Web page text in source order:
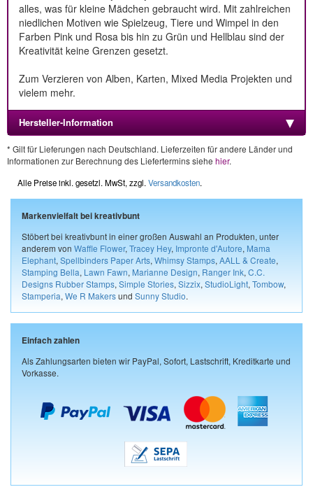
alles, was für kleine Mädchen gebraucht wird. Mit zahlreichen
niedlichen Motiven wie Spielzeug, Tiere und Wimpel in den
Farben Pink und Rosa bis hin zu Grün und Hellblau sind der
Kreativität keine Grenzen gesetzt.
Zum Verzieren von Alben, Karten, Mixed Media Projekten und
vielem mehr.
Hersteller-Information
* Gilt für Lieferungen nach Deutschland. Lieferzeiten für andere Länder und
Informationen zur Berechnung des Liefertermins siehe hier.
Alle Preise inkl. gesetzl. MwSt, zzgl. Versandkosten.
Markenvielfalt bei kreativbunt
Stöbert bei kreativbunt in einer großen Auswahl an Produkten, unter
anderem von Waffle Flower, Tracey Hey, Impronte d'Autore, Mama
Elephant, Spellbinders Paper Arts, Whimsy Stamps, AALL & Create,
Stamping Bella, Lawn Fawn, Marianne Design, Ranger Ink, C.C.
Designs Rubber Stamps, Simple Stories, Sizzix, StudioLight, Tombow,
Stamperia, We R Makersund Sunny Studio.
Einfach zahlen
Als Zahlungsarten bieten wir PayPal, Sofort, Lastschrift, Kreditkarte und
Vorkasse.